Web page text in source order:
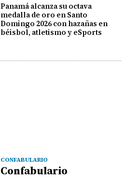
Panamá alcanza su octava
medalla de oro en Santo
Domingo 2026 con hazañas en
béisbol, atletismo y eSports
CONFABULARIO
Confabulario